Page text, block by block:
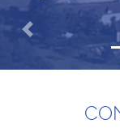
Previous